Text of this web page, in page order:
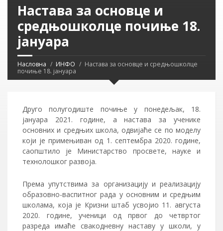
Настава за основце и
средњошколце почиње 18.
јануара
Насловна ИНФО
Настава за основце и средњошколце
почиње 18. јануара
Друго полугодиште почиње у понедељак, 18.
јануара 2021. године, a настава за ученике
основних и средњих школа, одвијаће се по моделу
који је примењиван од 1. септембра 2020. године,
саопштило је Министарство просвете, науке и
технолошког развоја.
Према упутствима за организацију и реализацију
образовно-васпитног рада у основним и средњим
школама, која је Кризни штаб усвојио 11. августа
2020. године, ученици од првог до четвртог
разреда имаће свакодневну наставу у школи, у